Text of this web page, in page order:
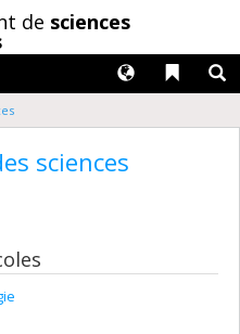
de sciences
Liens
Langues
sciences